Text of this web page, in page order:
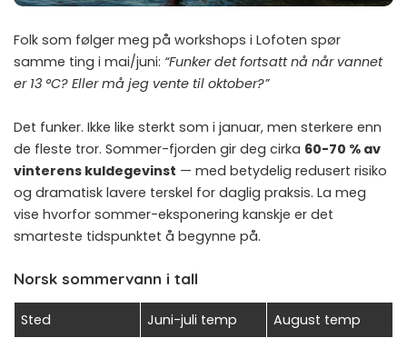
Folk som følger meg på workshops i Lofoten spør
samme ting i mai/juni: “Funker det fortsatt nå når vannet
er 13 °C? Eller må jeg vente til oktober?”
Det funker. Ikke like sterkt som i januar, men sterkere enn
de fleste tror. Sommer-fjorden gir deg cirka 60-70 % av
vinterens kuldegevinst — med betydelig redusert risiko
og dramatisk lavere terskel for daglig praksis. La meg
vise hvorfor sommer-eksponering kanskje er det
smarteste tidspunktet å begynne på.
Norsk sommervann i tall
Sted Juni-juli temp August temp